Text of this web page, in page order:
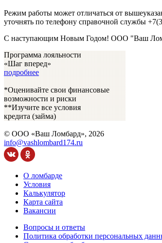
Режим работы может отличаться от
уточнять по телефону справочной службы
С наступающим Новым Годом! ООО "Ваш
Программа лояльности
«Шаг вперед»
подробнее
*Оценивайте свои финансовые
возможности и риски
**Изучите все условия
кредита (займа)
© ООО «Ваш Ломбард», 2026
info@vashlombard174.ru
О ломбарде
Условия
Калькулятор
Карта сайта
Вакансии
Вопросы и ответы
Политика обработки персональных